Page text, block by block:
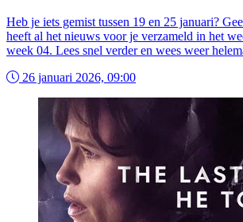
Heb je iets gemist tussen 19 en 25 januari?
heeft al het nieuws voor je verzameld in het
week 04. Lees snel verder en wees weer
26 januari 2026, 09:00